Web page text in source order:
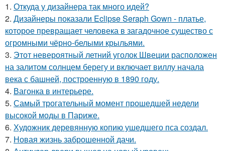
1. Откуда у дизайнера так много идей?
2. Дизайнеры показали Eclipse Seraph Gown - платье,
которое превращает человека в загадочное существо с
огромными чёрно-белыми крыльями.
3. Этот невероятный летний уголок Швеции расположен
на залитом солнцем берегу и включает виллу начала
века с башней, построенную в 1890 году.
4. Вагонка в интерьере.
5. Самый трогательный момент прошедшей недели
высокой моды в Париже.
6. Художник деревянную копию ушедшего пса создал.
7. Новая жизнь заброшенной дачи.